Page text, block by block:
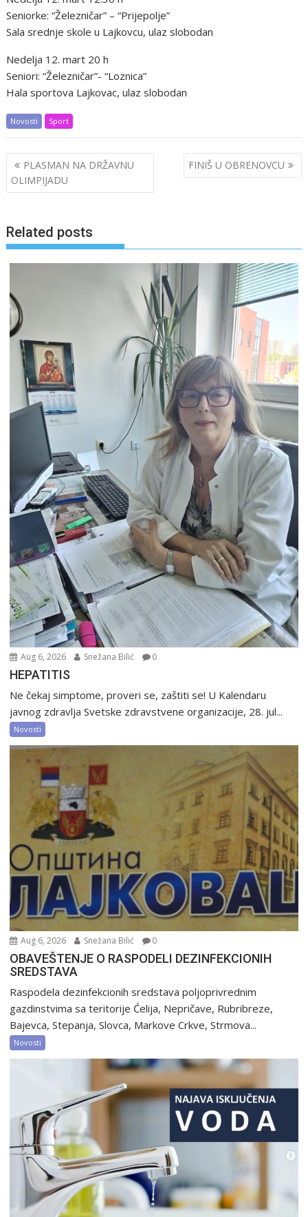
Seniorke: “Železničar” – “Prijepolje”
Sala srednje skole u Lajkovcu, ulaz slobodan
Nedelja 12. mart 20 h
Seniori: “Železničar”- “Loznica”
Hala sportova Lajkovac, ulaz slobodan
Novosti Sport
Post
navigation
PLASMAN NA DRŽAVNU
OLIMPIJADU
FINIŠ U OBRENOVCU
Related posts
Aug 6, 2026 Snežana Bilić 0
HEPATITIS
Ne čekaj simptome, proveri se, zaštiti se! U Kalendaru
javnog zdravlja Svetske zdravstvene organizacije, 28. jul...
Novosti
Aug 6, 2026 Snežana Bilić 0
OBAVEŠTENJE O RASPODELI DEZINFEKCIONIH
SREDSTAVA
Raspodela dezinfekcionih sredstava poljoprivrednim
gazdinstvima sa teritorije Ćelija, Nepričave, Rubribreze,
Bajevca, Stepanja, Slovca, Markove Crkve, Strmova...
Novosti